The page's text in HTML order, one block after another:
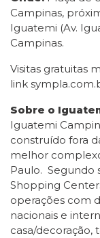
Campinas,
Iguatemi (Av.
Campinas.
Visitas gratuitas
link
Sobre o
Iguatemi
construído fora
melhor
Paulo. Segundo
Shopping
operações com
nacionais e
casa/decoração,